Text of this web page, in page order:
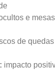
e
de
impacto